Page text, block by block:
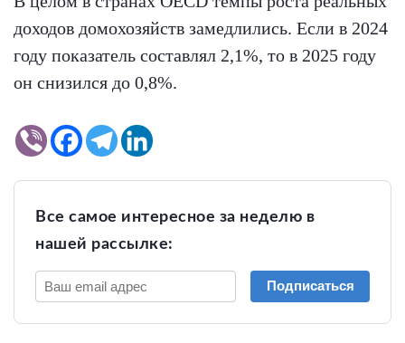
доходов домохозяйств замедлились. Если в 2024
году показатель составлял 2,1%, то в 2025 году
он снизился до 0,8%.
Все самое интересное за неделю в
нашей рассылке:
Подписаться